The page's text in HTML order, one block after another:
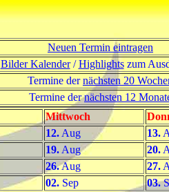
Neuen Termin eintragen
Bilder Kalender/Highlightszum
Termine dernächsten 20
Termine dernächsten 12
Mittwoch
12. Aug 13.
19. Aug 20.
26.Aug 27.
02. Sep 03.